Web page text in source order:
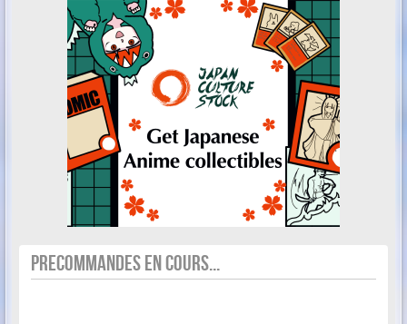
PRECOMMANDES EN COURS...